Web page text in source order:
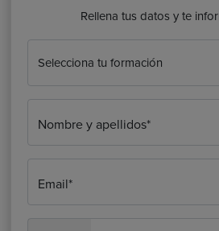
Rellena tus datos y te
Nombre y apellidos*
Email*